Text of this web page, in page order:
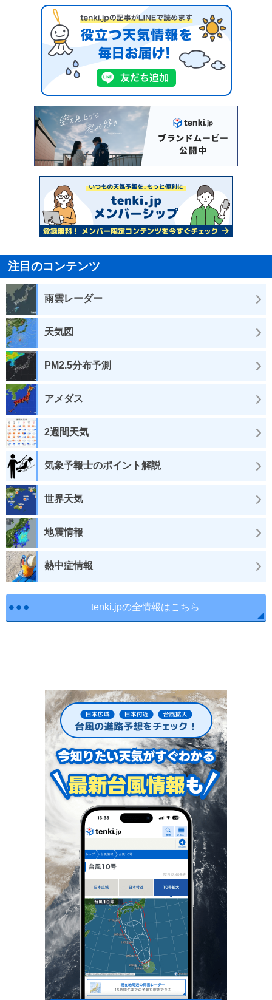
注目のコンテンツ
雨雲レーダー
天気図
PM2.5分布予測
アメダス
2週間天気
気象予報士のポイント解説
世界天気
地震情報
熱中症情報
tenki.jpの全情報はこちら